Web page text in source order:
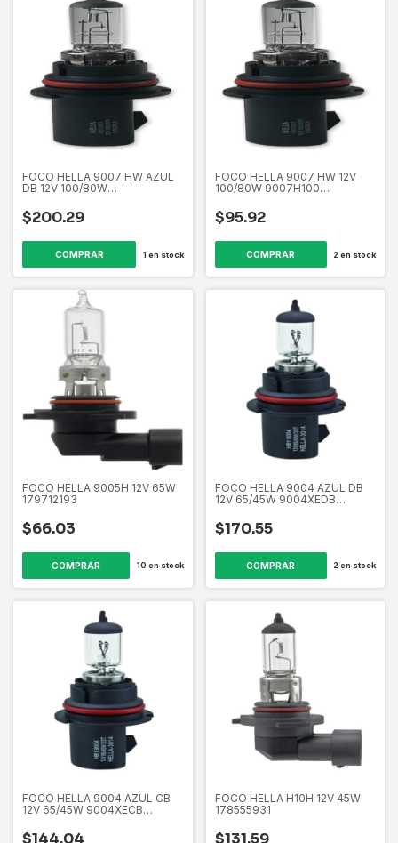
FOCO HELLA 9007 HW AZUL
DB 12V 100/80W
$200.29
1 en stock
FOCO HELLA 9007 HW 12V
100/80W 9007H100
$95.92
2 en stock
FOCO HELLA 9005H 12V 65W
179712193
$66.03
10 en stock
FOCO HELLA 9004 AZUL DB
12V 65/45W 9004XEDB
$170.55
2 en stock
FOCO HELLA 9004 AZUL CB
12V 65/45W 9004XECB
FOCO HELLA H10H 12V 45W
178555931